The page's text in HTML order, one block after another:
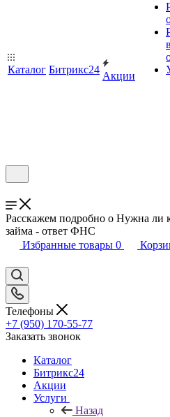
Каталог Битрикс24
Акции
Расскажем подробно о Нужна ли
займа - ответ ФНС
Избранные товары 0
Телефоны
+7 (950) 170-55-77
Заказать звонок
Каталог
Битрикс24
Акции
Услуги
Назад